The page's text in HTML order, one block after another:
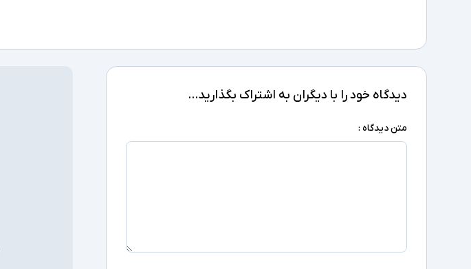
دیدگاه خود را با دیگران به اشتراک بگذارید...
متن دیدگاه :